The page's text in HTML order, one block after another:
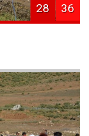
28 36